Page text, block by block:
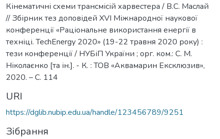
Кінематичні схеми трансмісій харвестера / В.С. Маслай
// Збірник тез доповідей XVІ Міжнародної наукової
конференції «Раціональне використання енергії в
техніці. TechEnergy 2020» (19-22 травня 2020 року) :
тези конференції / НУБіП України ; орг. ком.: С. М.
Ніколаєнко [та ін.]. - К. : ТОВ «Аквамарин Ексклюзив»,
2020. – С. 114
URI
https://dglib.nubip.edu.ua/handle/123456789/9251
Зібрання